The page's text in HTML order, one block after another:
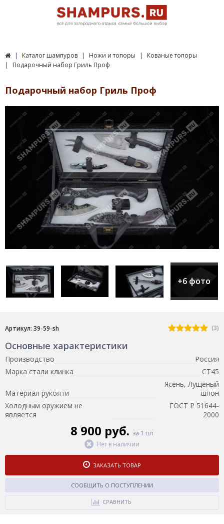
Каталог шампуров Ножи и топоры
Кованые топоры
Подарочный набор Гриль Проф
Подарочный набор Гриль Проф
+6 фото
Артикул: 39-59-sh (3)
Основные характеристики
Производство
Россия
Марка стали клинка
СТ45
Материал рукояти
Ясень, Лущеный
шпон
Холодным оружием не
является
ГОСТ Р 51644-
2000
8 900 руб. за 1 шт
Нет в наличии
ЗАКАЗАТЬ ТОВАР
СООБЩИТЬ О ПОСТУПЛЕНИИ
СРАВНИТЬ